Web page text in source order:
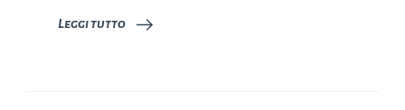
Leggi tutto